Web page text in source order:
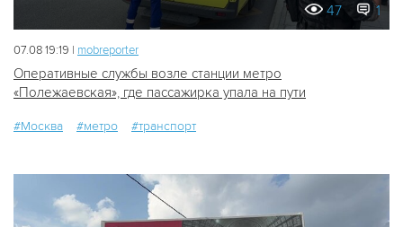
47 1
07.08 19:19 | mobreporter
Оперативные службы возле станции метро
«Полежаевская», где пассажирка упала на пути
#Москва #метро #транспорт